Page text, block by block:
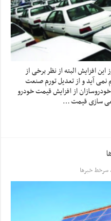
افزایش البته از نظر برخی از
نمی آید و از تعدیل تورم صنعت
از افزایش قیمت خودرو
سازی قیمت …
,سرخط خبرها